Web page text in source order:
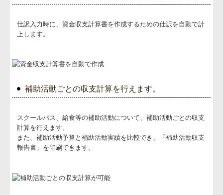
仕訳入力時に、資金収支計算書を作成するための仕訳を自動で計
上します。
補助活動ごとの収支計算を行えます。
スクールバス、給食等の補助活動について、補助活動ごとの収支
計算を行えます。
また、補助活動予算と補助活動実績を比較でき、「補助活動収支
報告書」を印刷できます。